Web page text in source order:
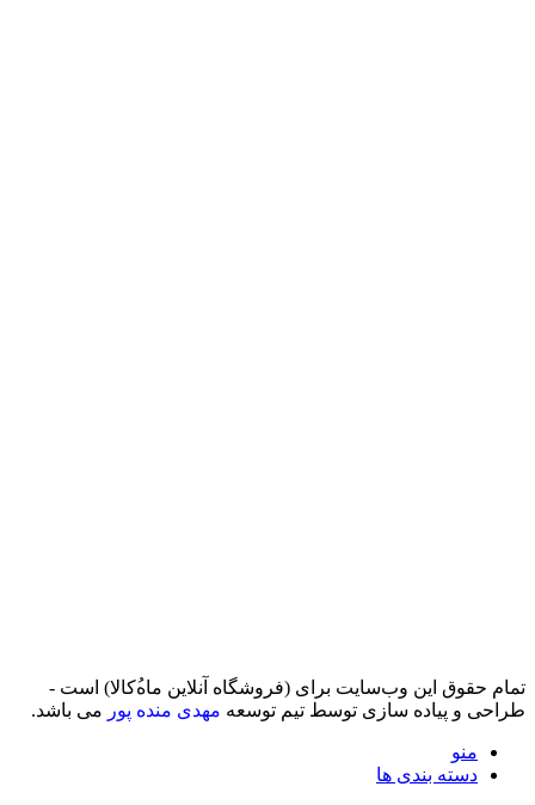
تمام حقوق اين وب‌سايت برای (فروشگاه آنلاین ماه‌‌‌‌‌‌ُکالا) است -
طراحی و پیاده سازی توسط تیم توسعه مهدی منده پور می باشد.
منو
دسته بندی ها